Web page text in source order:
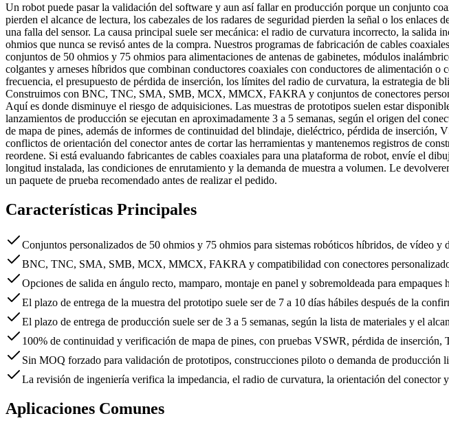
Un robot puede pasar la validación del software y aun así fallar en producción porque un conjunto
pierden el alcance de lectura, los cabezales de los radares de seguridad pierden la señal o los
una falla del sensor. La causa principal suele ser mecánica: el radio de curvatura incorrecto, la
ohmios que nunca se revisó antes de la compra. Nuestros programas de fabricación de cables
conjuntos de 50 ohmios y 75 ohmios para alimentaciones de antenas de gabinetes, módulos
colgantes y arneses híbridos que combinan conductores coaxiales con conductores de alimentación
frecuencia, el presupuesto de pérdida de inserción, los límites del radio de curvatura, la estrategia
Construimos con BNC, TNC, SMA, SMB, MCX, MMCX, FAKRA y conjuntos de conectores
Aquí es donde disminuye el riesgo de adquisiciones. Las muestras de prototipos suelen estar
lanzamientos de producción se ejecutan en aproximadamente 3 a 5 semanas, según el origen del
de mapa de pines, además de informes de continuidad del blindaje, dieléctrico, pérdida de
conflictos de orientación del conector antes de cortar las herramientas y mantenemos registros de
reordene. Si está evaluando fabricantes de cables coaxiales para una plataforma de robot, envíe el
longitud instalada, las condiciones de enrutamiento y la demanda de muestra a volumen. Le
un paquete de prueba recomendado antes de realizar el pedido.
Características Principales
Conjuntos personalizados de 50 ohmios y 75 ohmios para sistemas robóticos híbridos, de vídeo y
BNC, TNC, SMA, SMB, MCX, MMCX, FAKRA y compatibilidad con conectores
Opciones de salida en ángulo recto, mamparo, montaje en panel y sobremoldeada para empaques
El plazo de entrega de la muestra del prototipo suele ser de 7 a 10 días hábiles después de la
El plazo de entrega de producción suele ser de 3 a 5 semanas, según la lista de materiales y el
100% de continuidad y verificación de mapa de pines, con pruebas VSWR, pérdida de inserción,
Sin MOQ forzado para validación de prototipos, construcciones piloto o demanda de producción
La revisión de ingeniería verifica la impedancia, el radio de curvatura, la orientación del conector
Aplicaciones Comunes